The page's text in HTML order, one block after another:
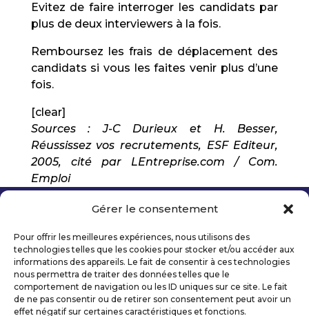
Gérer le consentement
Pour offrir les meilleures expériences, nous utilisons des
technologies telles que les cookies pour stocker et/ou accéder aux
informations des appareils. Le fait de consentir à ces technologies
nous permettra de traiter des données telles que le
comportement de navigation ou les ID uniques sur ce site. Le fait
de ne pas consentir ou de retirer son consentement peut avoir un
effet négatif sur certaines caractéristiques et fonctions.
Evitez de faire interroger les candidats par
plus de deux interviewers à la fois.
Remboursez les frais de déplacement des
candidats si vous les faites venir plus d’une
fois.
[clear]
Sources : J-C Durieux et H. Besser,
Réussissez vos recrutements, ESF Editeur,
2005, cité par LEntreprise.com / Com.
Emploi
Mentions légales
Politique de confidentialité
Déclaration d’accessibilité numérique